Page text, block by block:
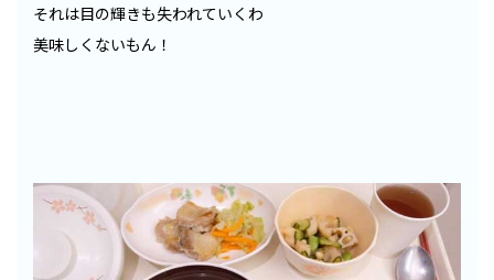
それは目の輝きも失われていくわ
美味しくないもん！